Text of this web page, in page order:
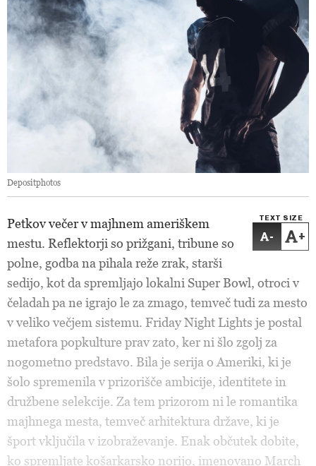
Depositphotos
TEXT SIZE
- +
Petkov večer v majhnem ameriškem
mestu. Reflektorji so prižgani, tribune so
polne, godba na pihala reže zrak, starši
sedijo, kot da spremljajo lokalni Super Bowl, otroci v
čeladah pa ne igrajo le za zmago, temveč tudi za mesto
v veliko večjem sistemu. Friday Night Lights je postal
metafora popkulture prav zato, ker ni šlo zgolj za
nogometno predstavo. Bila je serija o Ameriki, ki je
šolo spremenila v prizorišče ambicije, identitete in
družbene selekcije. Za tem prizorom ni le romantika
majhnega mesta, temveč arhitektura države, ki je
šport vključila v izobraževanje. Enak občutek dobite,
ko spremljate košarkarsko norijo, imenovano March